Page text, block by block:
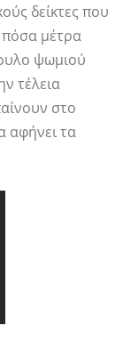
δείκτες που
μέτρα
ψωμιού
τέλεια
στο
αφήνει τα